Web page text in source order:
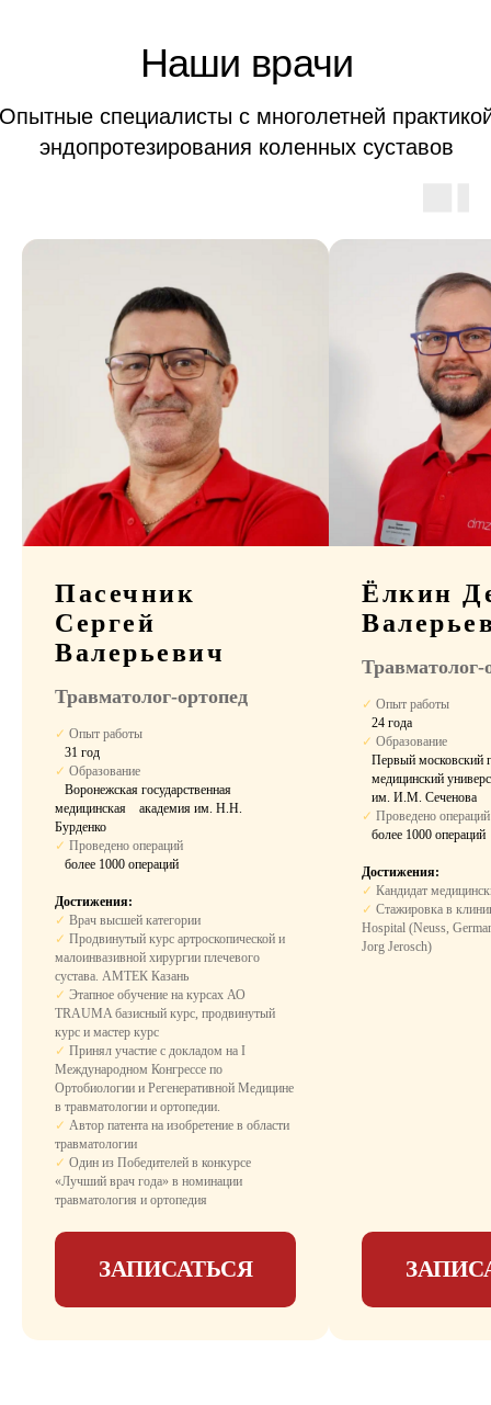
Пасечник
Сергей
Валерьевич
Травматолог-ортопед
✓ Опыт работы
⠀31 год
✓ Образование
⠀Воронежская государственная
медицинская ⠀академия им. Н.Н.
Бурденко
✓ Проведено операций
более 1000 операций
Достижения:
✓ Врач высшей категории
✓ Продвинутый курс артроскопической и
малоинвазивной хирургии плечевого
сустава. АМТЕК Казань
✓ Этапное обучение на курсах АО
TRAUMA базисный курс, продвинутый
курс и мастер курс
✓ Принял участие с докладом на I
Международном Конгрессе по
Ортобиологии и Регенеративной Медицине
в травматологии и ортопедии.
✓ Автор патента на изобретение в области
травматологии
✓ Один из Победителей в конкурсе
«Лучший врач года» в номинации
травматология и ортопедия
ЗАПИСАТЬСЯ
Ёлкин
Травматолог-
✓ Опыт работы
⠀24 года
✓ Образование
⠀Первый московский
⠀медицинский
⠀им. И.М. Сеченова
✓ Проведено операций
более 1000 операций
Достижения:
✓ Кандидат
✓ Стажировка в
Hospital (Neuss,
Jorg Jerosch)
ОТ 290 000₽
Послеоперационное
наблюдение
Пребывание в
стационаре
эндопротезирование плечевого
Замена изношенного
протеза
ОТ 260 000₽
Послеоперационное
наблюдение
Комфортное размещение в период
восстановления после операции.
Выбор палаты
Двухместная палата
Комфортное размещение с необходимыми
удобствами для восстановления после
операции.
День госпитализации - бесплатно, не
оплачивается палата и пребывание.
Что входит:
санузел
душевая кабина с гидромассажным
душем
удобная медицинская кровать с
пультом управления
LCD-телевизор
бесплатный Wi-Fi
кондиционер
3-х разовое питание
✓медикаментозное сопровождение